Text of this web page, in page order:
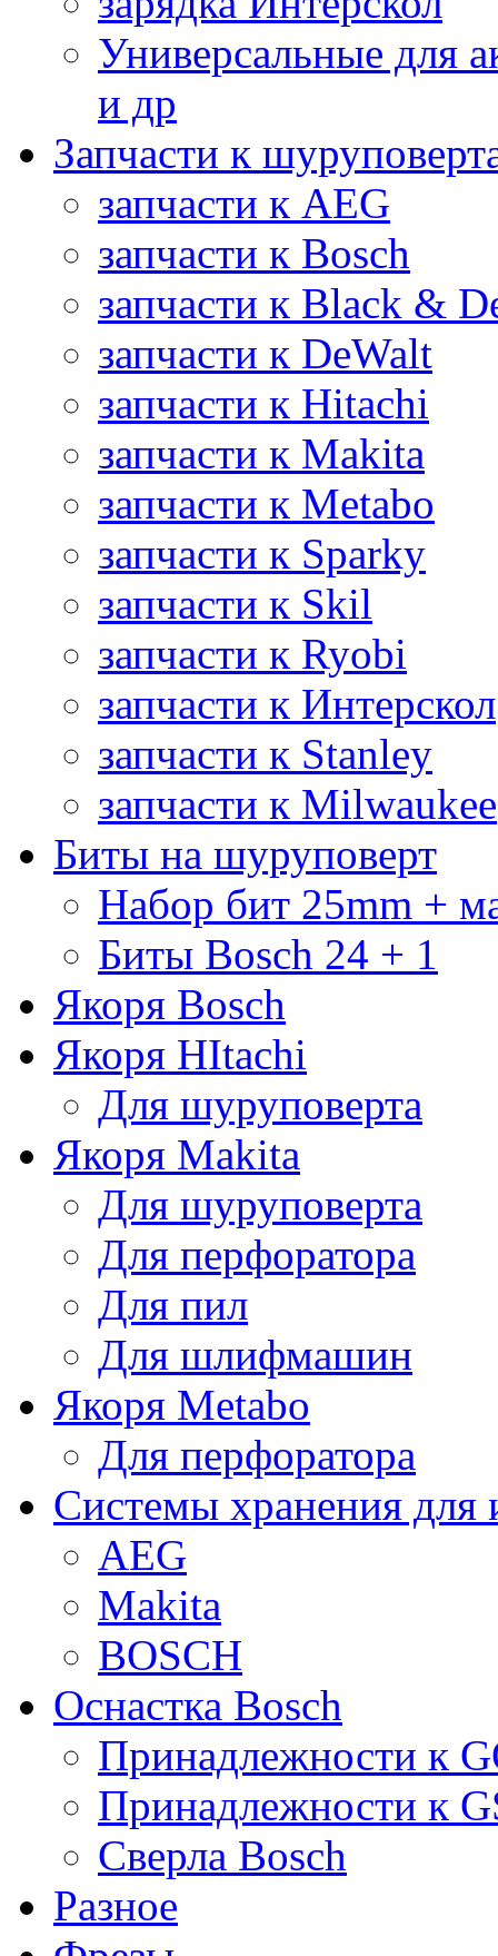
Универсальные для
и др
Запчасти к
запчасти к AEG
запчасти к Bosch
запчасти к Black &
запчасти к DeWalt
запчасти к Hitachi
запчасти к Makita
запчасти к Metabo
запчасти к Sparky
запчасти к Skil
запчасти к Ryobi
запчасти к Интерскол
запчасти к Stanley
запчасти к Milwaukee
Биты на шуруповерт
Набор бит 25mm +
Биты Bosch 24 + 1
Якоря Bosch
Якоря HItachi
Для шуруповерта
Якоря Makita
Для шуруповерта
Для перфоратора
Для пил
Для шлифмашин
Якоря Metabo
Для перфоратора
Системы хранения для
AEG
Makita
BOSCH
Оснастка Bosch
Принадлежности к
Принадлежности к
Сверла Bosch
Разное